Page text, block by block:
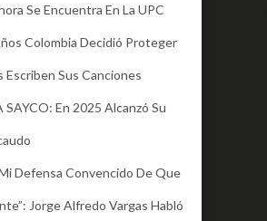
Se Encuentra En La UPC
Colombia Decidió Proteger
Escriben Sus Canciones
SAYCO: En 2025 Alcanzó Su
Defensa Convencido De Que
Jorge Alfredo Vargas Habló